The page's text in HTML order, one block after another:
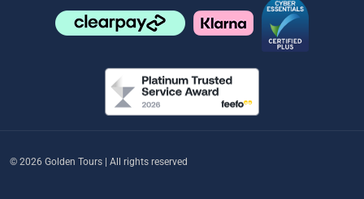
© 2026 Golden Tours | All rights reserved